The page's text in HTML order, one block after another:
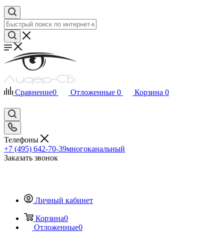
Сравнение0 Отложенные 0 Корзина 0
Телефоны
+7 (495) 642-70-39многоканальный
Заказать звонок
Личный кабинет
Корзина0
Отложенные0